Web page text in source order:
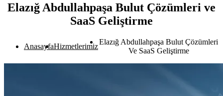
Elazığ Abdullahpaşa Bulut Çözümleri ve
SaaS Geliştirme
AnasayfaHizmetlerimiz
Elazığ Abdullahpaşa Bulut Çözümleri
Ve SaaS Geliştirme